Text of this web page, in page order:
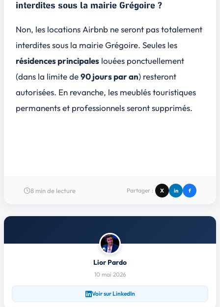
interdites sous la mairie Grégoire ?
Non, les locations Airbnb ne seront pas totalement
interdites sous la mairie Grégoire. Seules les
résidences principales louées ponctuellement
(dans la limite de90 jours par an) resteront
autorisées. En revanche, les meublés touristiques
permanentset professionnels seront supprimés.
8 min de lecture Partager : X in f
Lior Pardo
10 mai 2026
Voir sur LinkedIn